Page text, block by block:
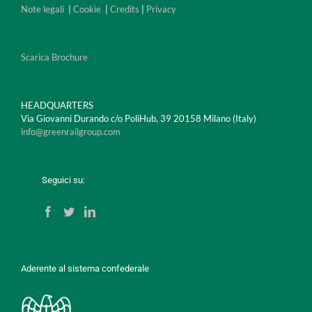
Note legali Cookie Credits Privacy
Scarica Brochure
HEADQUARTERS
Via Giovanni Durando c/o PoliHub, 39 20158 Milano (Italy)
info@greenrailgroup.com
Seguici su:
Aderente al sistema confederale